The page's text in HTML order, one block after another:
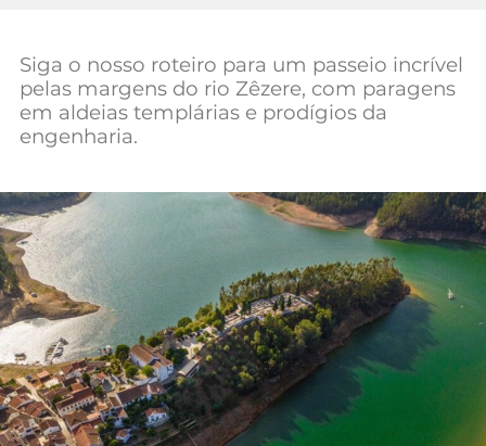
Negócios
Mundial 2026
Siga o nosso roteiro para um passeio incrível
pelas margens do rio Zêzere, com paragens
em aldeias templárias e prodígios da
engenharia.